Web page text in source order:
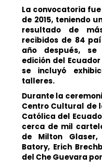
La convocatoria
de 2015, teniendo
resultado de
recibidos de 84
año después,
edición del
se incluyó
talleres.
Durante la
Centro Cultural de
Católica del
cerca de mil
de Milton Glaser,
Batory, Erich
del Che Guevara